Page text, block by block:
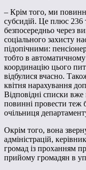
– Крім того, ми
субсидій. Це плюс
безпосередньо через
соціального захисту
підопічними:
тобто в
координацію цього
відбулися вчасно.
квітня нарахування
Відповідні списки
повинні провести теж
очільниця
Окрім того, вона
адміністрацій,
громад із проханням
прийому громадян в